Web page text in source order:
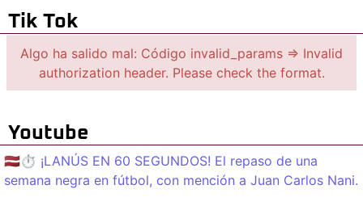
Tik Tok
Algo ha salido mal: Código invalid_params => Invalid
authorization header. Please check the format.
Youtube
🇱🇻⏱️ ¡LANÚS EN 60 SEGUNDOS! El repaso de una
semana negra en fútbol, con mención a Juan Carlos Nani.